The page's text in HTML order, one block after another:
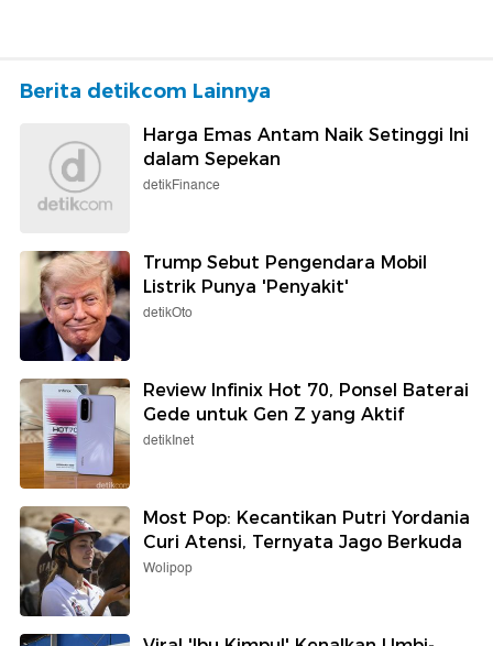
Berita detikcom Lainnya
Harga Emas Antam Naik Setinggi Ini
dalam Sepekan
detikFinance
Trump Sebut Pengendara Mobil
Listrik Punya 'Penyakit'
detikOto
Review Infinix Hot 70, Ponsel Baterai
Gede untuk Gen Z yang Aktif
detikInet
Most Pop: Kecantikan Putri Yordania
Curi Atensi, Ternyata Jago Berkuda
Wolipop